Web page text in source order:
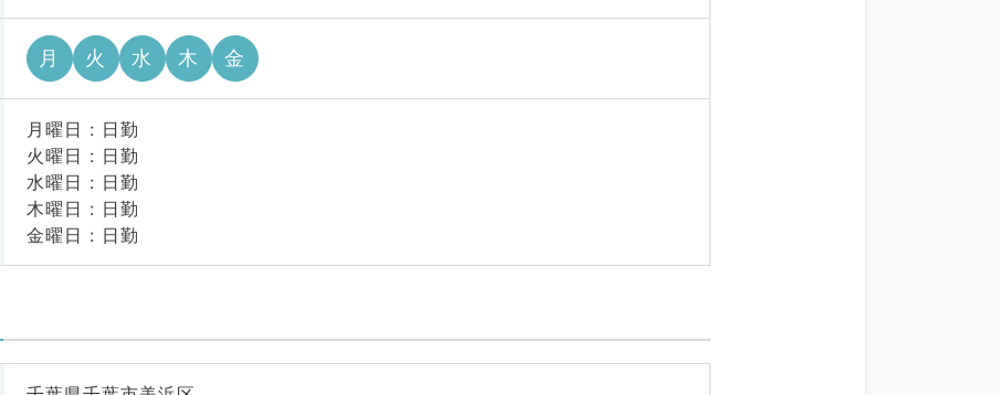
月 火 水 木 金
月曜日 : 日勤
火曜日 : 日勤
水曜日 : 日勤
木曜日 : 日勤
金曜日 : 日勤